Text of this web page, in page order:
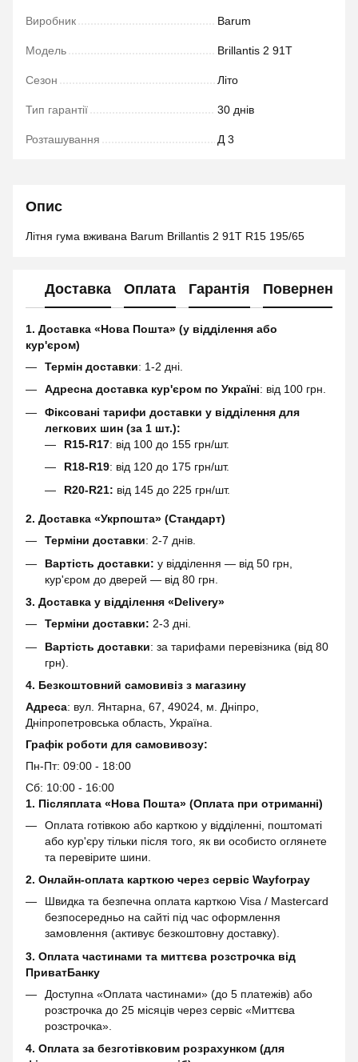
Виробник Barum
Модель Brillantis 2 91T
Сезон Літо
Тип гарантії 30 днів
Розташування Д 3
Опис
Літня гума вживана Barum Brillantis 2 91T R15 195/65
Доставка Оплата Гарантія Повернення
1. Доставка «Нова Пошта» (у відділення або
кур'єром)
Термін доставки: 1-2 дні.
Адресна доставка кур'єром по Україні: від 100 грн.
Фіксовані тарифи доставки у відділення для
легкових шин (за 1 шт.):
R15-R17: від 100 до 155 грн/шт.
R18-R19: від 120 до 175 грн/шт.
R20-R21: від 145 до 225 грн/шт.
2. Доставка «Укрпошта» (Стандарт)
Терміни доставки: 2-7 днів.
Вартість доставки: у відділення — від 50 грн,
кур'єром до дверей — від 80 грн.
3. Доставка у відділення «Delivery»
Терміни доставки: 2-3 дні.
Вартість доставки: за тарифами перевізника (від 80
грн).
4. Безкоштовний самовивіз з магазину
Адреса: вул. Янтарна, 67, 49024, м. Дніпро,
Дніпропетровська область, Україна.
Графік роботи для самовивозу:
Пн-Пт: 09:00 - 18:00
Сб: 10:00 - 16:00
1. Післяплата «Нова Пошта» (Оплата при отриманні)
Оплата готівкою або карткою у відділенні, поштоматі
або кур'єру тільки після того, як ви особисто оглянете
та перевірите шини.
2. Онлайн-оплата карткою через сервіс Wayforpay
Швидка та безпечна оплата карткою Visa / Mastercard
безпосередньо на сайті під час оформлення
замовлення (активує безкоштовну доставку).
3. Оплата частинами та миттєва розстрочка від
ПриватБанку
Доступна «Оплата частинами» (до 5 платежів) або
розстрочка до 25 місяців через сервіс «Миттєва
розстрочка».
4. Оплата за безготівковим розрахунком (для